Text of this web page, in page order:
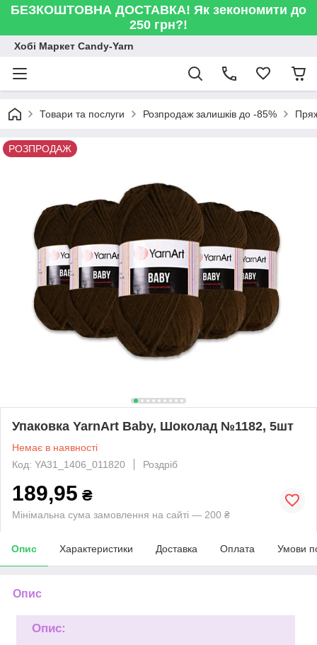
БЕЗКОШТОВНА ДОСТАВКА! Як зекономити до
250 грн?!
Хобі Маркет Candy-Yarn
Товари та послуги Розпродаж залишків до -85%
РОЗПРОДАЖ
Упаковка YarnArt Baby, Шоколад №1182, 5шт
Немає в наявності
Код: YA31_1406_011820
Роздріб
189,95 ₴
Мінімальна сума замовлення на сайті — 200 ₴
Опис Характеристики Доставка Оплата Умови
Опис
Опис: